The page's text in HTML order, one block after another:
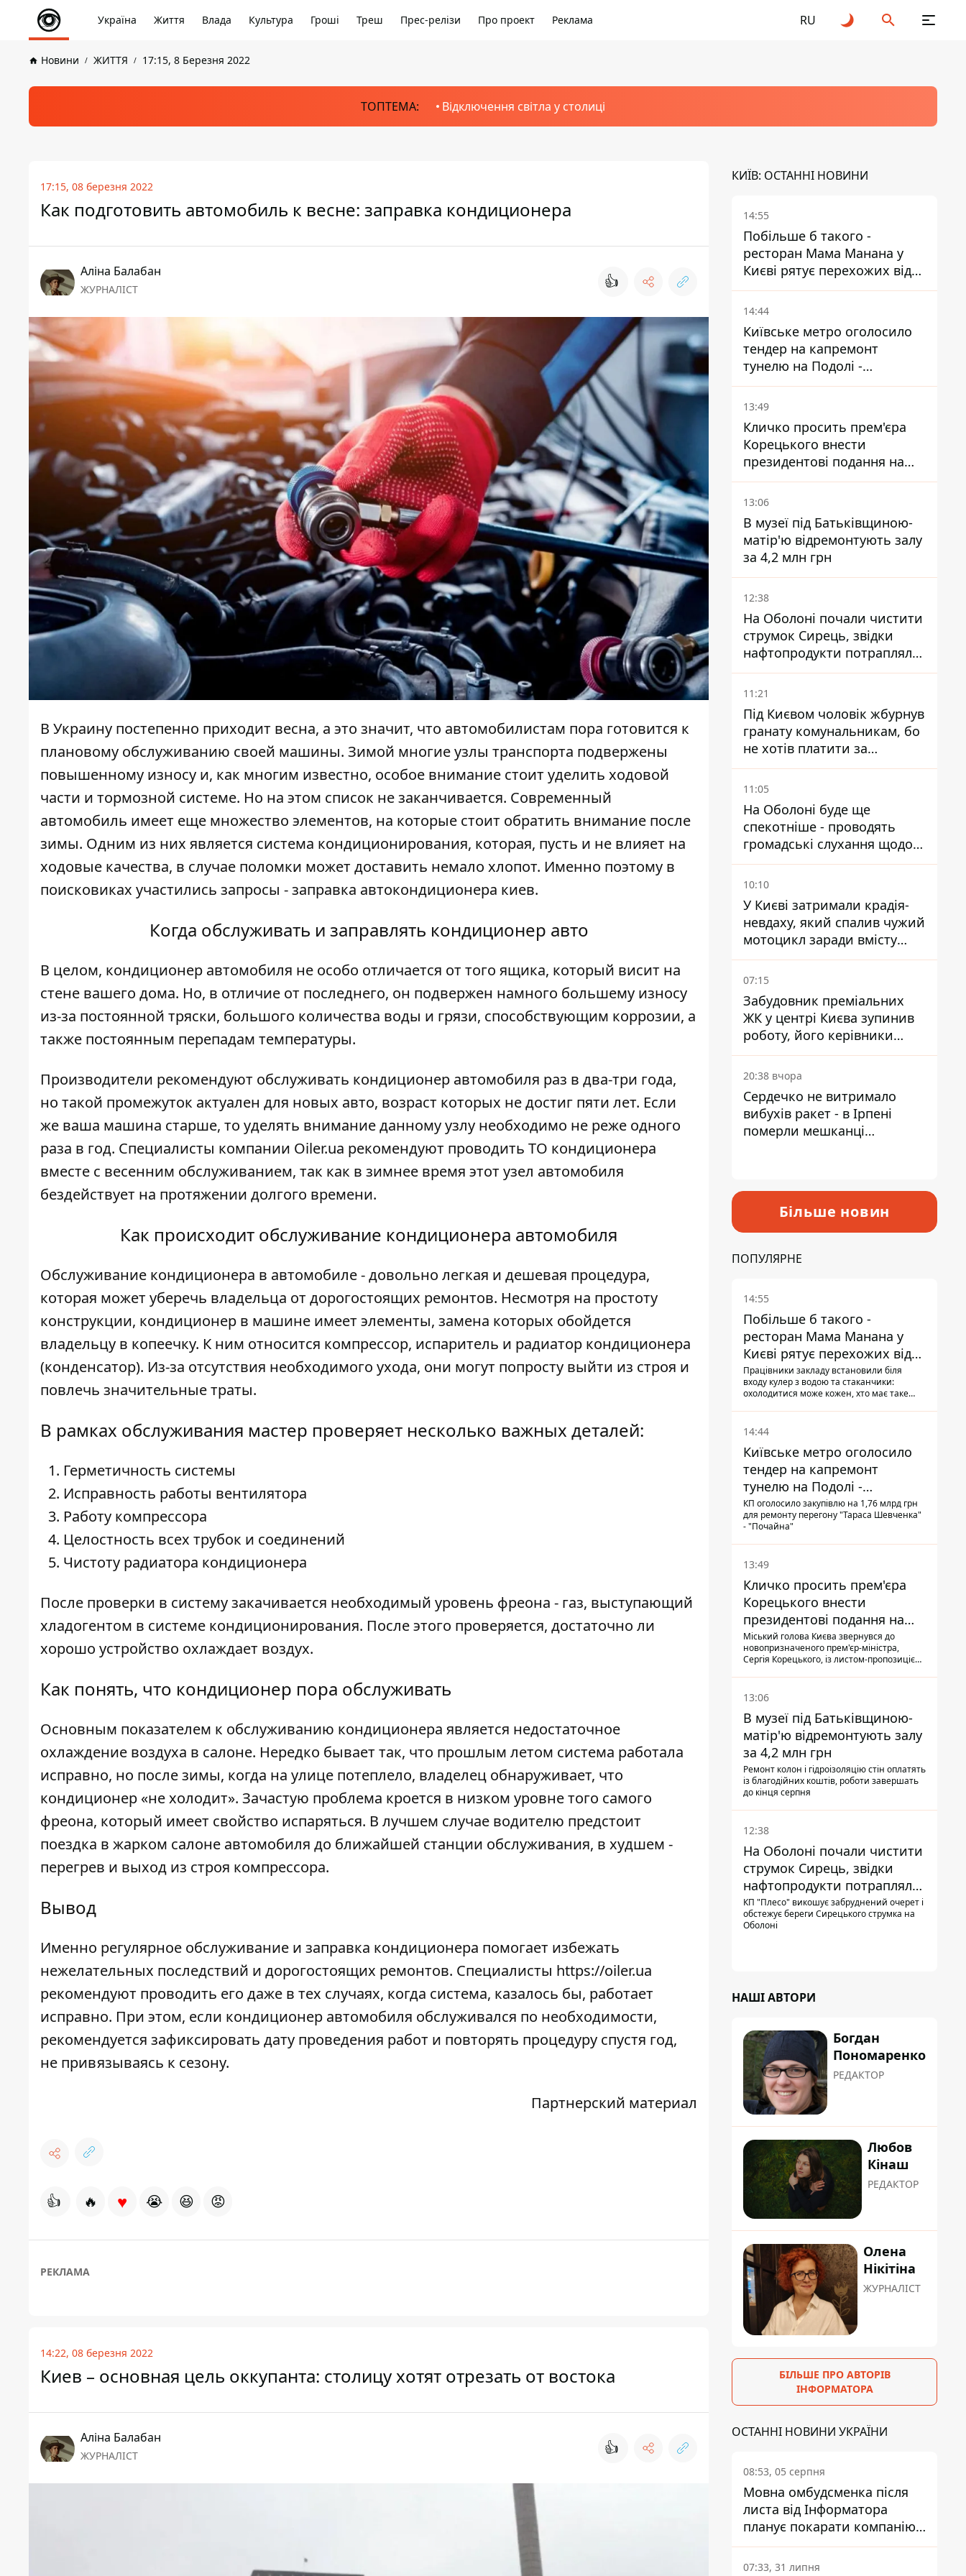
Україна Життя Влада Культура Гроші Треш Прес-релізи Про проект Реклама RU
Новини ЖИТТЯ 17:15, 8 Березня 2022
ТОПТЕМА: Відключення світла у столиці
17:15, 08 березня 2022
Как подготовить автомобиль к весне: заправка кондиционера
Аліна Балабан
ЖУРНАЛІСТ 👍
В Украину постепенно приходит весна, а это значит, что автомобилистам пора готовится к
плановому обслуживанию своей машины. Зимой многие узлы транспорта подвержены
повышенному износу и, как многим известно, особое внимание стоит уделить ходовой
части и тормозной системе. Но на этом список не заканчивается. Современный
автомобиль имеет еще множество элементов, на которые стоит обратить внимание после
зимы. Одним из них является система кондиционирования, которая, пусть и не влияет на
ходовые качества, в случае поломки может доставить немало хлопот. Именно поэтому в
поисковиках участились запросы -заправка автокондиционера киев.
Когда обслуживать и заправлять кондиционер авто
В целом, кондиционер автомобиля не особо отличается от того ящика, который висит на
стене вашего дома. Но, в отличие от последнего, он подвержен намного большему износу
из-за постоянной тряски, большого количества воды и грязи, способствующим коррозии, а
также постоянным перепадам температуры.
Производители рекомендуют обслуживать кондиционер автомобиля раз в два-три года,
но такой промежуток актуален для новых авто, возраст которых не достиг пяти лет. Если
же ваша машина старше, то уделять внимание данному узлу необходимо не реже одного
раза в год. Специалисты компании Оiler.ua рекомендуют проводить ТО кондиционера
вместе с весенним обслуживанием, так как в зимнее время этот узел автомобиля
бездействует на протяжении долгого времени.
Как происходит обслуживание кондиционера автомобиля
Обслуживание кондиционера в автомобиле - довольно легкая и дешевая процедура,
которая может уберечь владельца от дорогостоящих ремонтов. Несмотря на простоту
конструкции, кондиционер в машине имеет элементы, замена которых обойдется
владельцу в копеечку. К ним относится компрессор, испаритель и радиатор кондиционера
(конденсатор). Из-за отсутствия необходимого ухода, они могут попросту выйти из строя и
повлечь значительные траты.
В рамках обслуживания мастер проверяет несколько важных деталей:
Герметичность системы
Исправность работы вентилятора
Работу компрессора
Целостность всех трубок и соединений
Чистоту радиатора кондиционера
После проверки в систему закачивается необходимый уровень фреона - газ, выступающий
хладогентом в системе кондиционирования. После этого проверяется, достаточно ли
хорошо устройство охлаждает воздух.
Как понять, что кондиционер пора обслуживать
Основным показателем к обслуживанию кондиционера является недостаточное
охлаждение воздуха в салоне. Нередко бывает так, что прошлым летом система работала
исправно, но после зимы, когда на улице потеплело, владелец обнаруживает, что
кондиционер «не холодит». Зачастую проблема кроется в низком уровне того самого
фреона, который имеет свойство испаряться. В лучшем случае водителю предстоит
поездка в жарком салоне автомобиля до ближайшей станции обслуживания, в худшем -
перегрев и выход из строя компрессора.
Вывод
Именно регулярное обслуживание и заправка кондиционера помогает избежать
нежелательных последствий и дорогостоящих ремонтов. Специалисты https://oiler.ua
рекомендуют проводить его даже в тех случаях, когда система, казалось бы, работает
исправно. При этом, если кондиционер автомобиля обслуживался по необходимости,
рекомендуется зафиксировать дату проведения работ и повторять процедуру спустя год,
не привязываясь к сезону.
Партнерский материал
👍 🔥 ♥ 😭 😆 😡
РЕКЛАМА
14:22, 08 березня 2022
Киев – основная цель оккупанта: столицу хотят отрезать от востока
Аліна Балабан
ЖУРНАЛІСТ 👍
КИЇВ: ОСТАННІ НОВИНИ
14:55
Побільше б такого -
ресторан Мама Манана у
Києві рятує перехожих від
спеки
14:44
Київське метро оголосило
тендер на капремонт
тунелю на Подолі -
триватиме майже два роки
13:49
Кличко просить прем'єра
Корецького внести
президентові подання на
звільнення володаря
Троєщини Бахматова
13:06
В музеї під Батьківщиною-
матір'ю відремонтують залу
за 4,2 млн грн
12:38
На Оболоні почали чистити
струмок Сирець, звідки
нафтопродукти потрапляли
до озер
11:21
Під Києвом чоловік жбурнув
гранату комунальникам, бо
не хотів платити за
квитанціями
11:05
На Оболоні буде ще
спекотніше - проводять
громадські слухання щодо
храму УГКЦ на Північній
10:10
У Києві затримали крадія-
невдаху, який спалив чужий
мотоцикл заради вмісту
багажника
07:15
Забудовник преміальних
ЖК у центрі Києва зупинив
роботу, його керівники
втекли з України - Bihus.info
20:38 вчора
Сердечко не витримало
вибухів ракет - в Ірпені
померли мешканці
Більше новин
ПОПУЛЯРНЕ
14:55
Побільше б такого -
ресторан Мама Манана у
Києві рятує перехожих від
спеки
Працівники закладу встановили біля
входу кулер з водою та стаканчики:
охолодитися може кожен, хто має таке
14:44
Київське метро оголосило
тендер на капремонт
тунелю на Подолі -
триватиме майже два роки
КП оголосило закупівлю на 1,76 млрд грн
для ремонту перегону "Тараса Шевченка"
- "Почайна"
13:49
Кличко просить прем'єра
Корецького внести
президентові подання на
звільнення володаря
Троєщини Бахматова
Міський голова Києва звернувся до
новопризначеного прем'єр-міністра,
Сергія Корецького, із листом-пропозицією
13:06
В музеї під Батьківщиною-
матір'ю відремонтують залу
за 4,2 млн грн
Ремонт колон і гідроізоляцію стін оплатять
із благодійних коштів, роботи завершать
до кінця серпня
12:38
На Оболоні почали чистити
струмок Сирець, звідки
нафтопродукти потрапляли
до озер
КП "Плесо" викошує забруднений очерет і
обстежує береги Сирецького струмка на
Оболоні
НАШІ АВТОРИ
Богдан
Пономаренко
РЕДАКТОР
Любов
Кінаш
РЕДАКТОР
Олена
Нікітіна
ЖУРНАЛІСТ
БІЛЬШЕ ПРО АВТОРІВ
ІНФОРМАТОРА
ОСТАННІ НОВИНИ УКРАЇНИ
08:53, 05 серпня
Мовна омбудсменка після
листа від Інформатора
планує покарати компанію-
підрядника ПриватБанку
07:33, 31 липня